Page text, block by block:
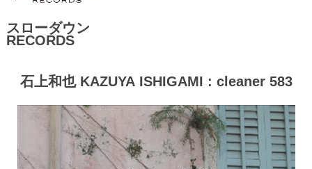
スローダウン
RECORDS
石上和也 KAZUYA ISHIGAMI : cleaner 583